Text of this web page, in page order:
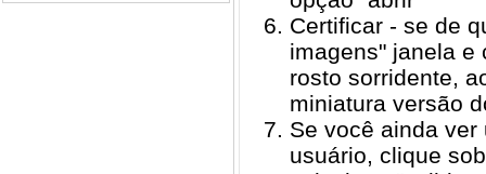
Certificar - se de
imagens" janela e
rosto sorridente,
miniatura versão
Se você ainda
usuário, clique